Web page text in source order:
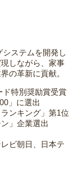
ステムを開発し
しながら、家事
の革新に貢献。
特別奨励賞受賞
」に選出
ンキング」第1位
」企業選出
ビ朝日、日本テ